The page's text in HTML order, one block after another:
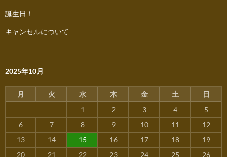
誕生日！
キャンセルについて
2025年10月
月 火 水 木 金 土
日
1
2 3 4
5
6
7 8 9 10 11
12
13
14 15 16 17 18
19
20
21 22 23 24 25 26